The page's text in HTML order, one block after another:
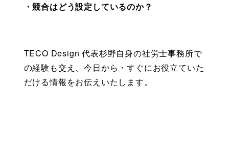
・競合はどう設定しているのか？
TECO Design 代表杉野自身の社労士事務所で
の経験も交え、今日から・すぐにお役立ていた
だける情報をお伝えいたします。